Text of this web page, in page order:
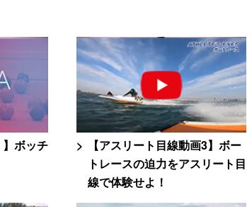
】ボッチ
【アスリート目線動画3】ボー
トレースの迫力をアスリート目
線で体験せよ！